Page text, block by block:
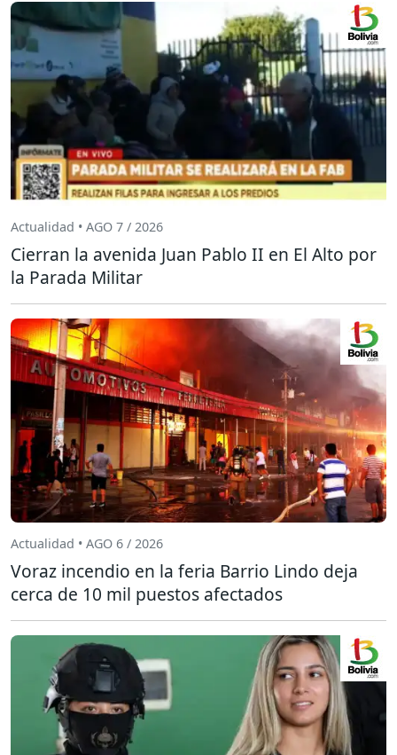
Actualidad • AGO 7 / 2026
Cierran la avenida Juan Pablo II en El Alto por
la Parada Militar
Actualidad • AGO 6 / 2026
Voraz incendio en la feria Barrio Lindo deja
cerca de 10 mil puestos afectados